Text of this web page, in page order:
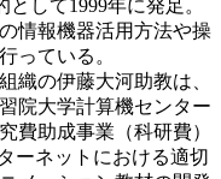
して1999年に発足。
情報機器活用方法や操
っている。
織の伊藤大河助教は、
院大学計算機センター
費助成事業（科研費）
ーネットにおける適切